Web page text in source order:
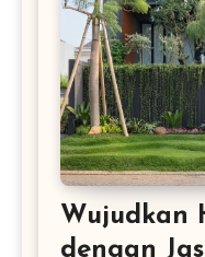
Wujudkan
dengan